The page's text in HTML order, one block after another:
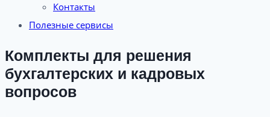
Контакты
Полезные сервисы
Комплекты для решения
бухгалтерских и кадровых
вопросов